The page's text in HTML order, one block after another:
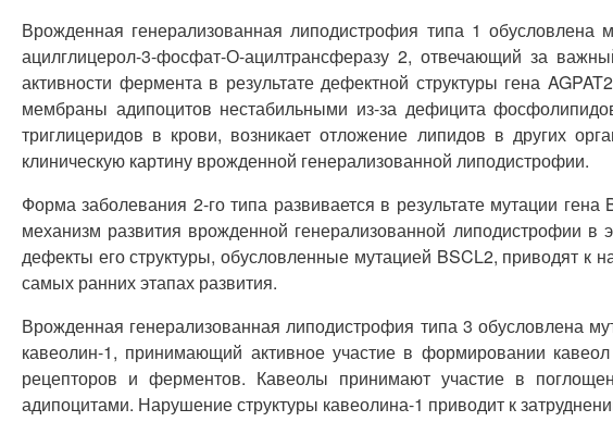
Врожденная генерализованная липодистрофия типа 1
ацилглицерол-3-фосфат-О-ацилтрансферазу 2, отвечающий за
активности фермента в результате дефектной структуры гена
мембраны адипоцитов нестабильными из-за дефицита
триглицеридов в крови, возникает отложение липидов в других
клиническую картину врожденной генерализованной липодистрофии.
Форма заболевания 2-го типа развивается в результате мутации
механизм развития врожденной генерализованной липодистрофии
дефекты его структуры, обусловленные мутацией BSCL2, приводят к
самых ранних этапах развития.
Врожденная генерализованная липодистрофия типа 3 обусловлена
кавеолин-1, принимающий активное участие в формировании
рецепторов и ферментов. Кавеолы принимают участие в
адипоцитами. Нарушение структуры кавеолина-1 приводит к